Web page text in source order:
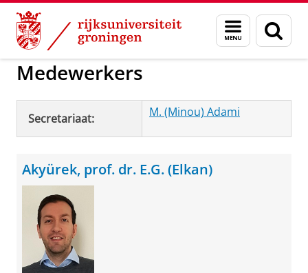
Skip
Content
Skip
Navigation
Menu
en
zoeken
Experimentele Psychologie
Medewerkers
Secretariaat: M. (Minou) Adami
Akyürek, prof. dr. E.G. (Elkan)